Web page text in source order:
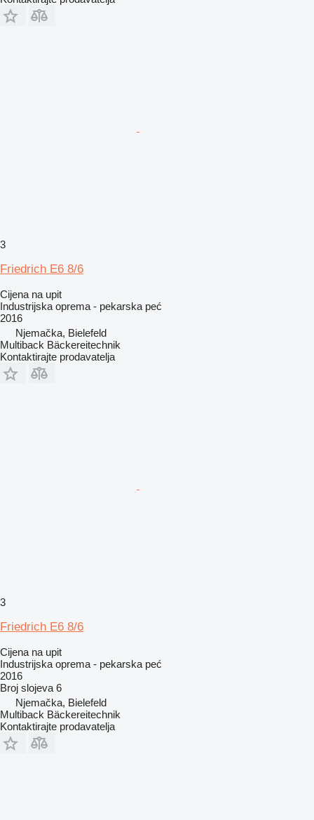
3
Friedrich E6 8/6
Cijena na upit
Industrijska oprema - pekarska peć
2016
Njemačka, Bielefeld
Multiback Bäckereitechnik
Kontaktirajte prodavatelja
3
Friedrich E6 8/6
Cijena na upit
Industrijska oprema - pekarska peć
2016
Broj slojeva 6
Njemačka, Bielefeld
Multiback Bäckereitechnik
Kontaktirajte prodavatelja